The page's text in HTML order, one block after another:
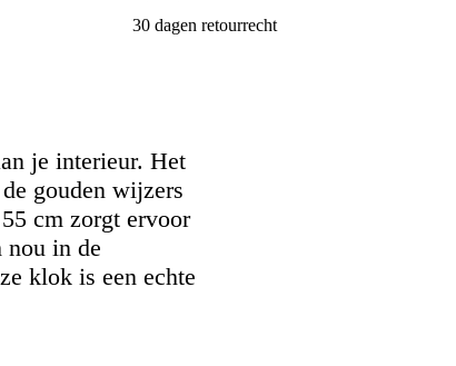
30 dagen retourrecht
je interieur. Het
gouden wijzers
cm zorgt ervoor
in de
klok is een echte